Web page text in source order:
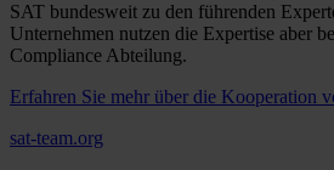
SAT bundesweit zu den führenden
Unternehmen nutzen die Expertise aber
Compliance Abteilung.
Erfahren Sie mehr über die Kooperation
sat-team.org